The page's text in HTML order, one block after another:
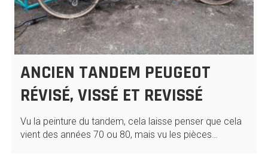
ANCIEN TANDEM PEUGEOT
RÉVISÉ, VISSÉ ET REVISSÉ
Vu la peinture du tandem, cela laisse penser que cela
vient des années 70 ou 80, mais vu les pièces…